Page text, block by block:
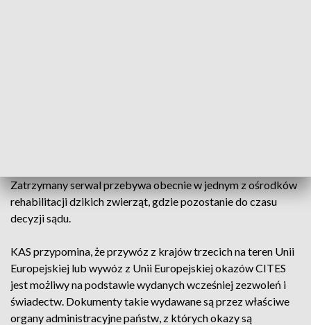
Zatrzymany serwal przebywa obecnie w jednym z ośrodków
rehabilitacji dzikich zwierząt, gdzie pozostanie do czasu
decyzji sądu.
KAS przypomina, że przywóz z krajów trzecich na teren Unii
Europejskiej lub wywóz z Unii Europejskiej okazów CITES
jest możliwy na podstawie wydanych wcześniej zezwoleń i
świadectw. Dokumenty takie wydawane są przez właściwe
organy administracyjne państw, z których okazy są